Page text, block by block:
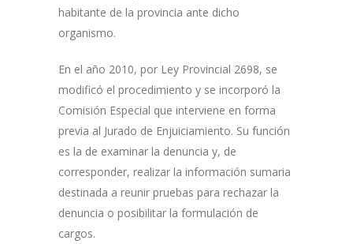
habitante de la provincia ante dicho
organismo.
En el año 2010, por Ley Provincial 2698, se
modificó el procedimiento y se incorporó la
Comisión Especial que interviene en forma
previa al Jurado de Enjuiciamiento. Su función
es la de examinar la denuncia y, de
corresponder, realizar la información sumaria
destinada a reunir pruebas para rechazar la
denuncia o posibilitar la formulación de
cargos.